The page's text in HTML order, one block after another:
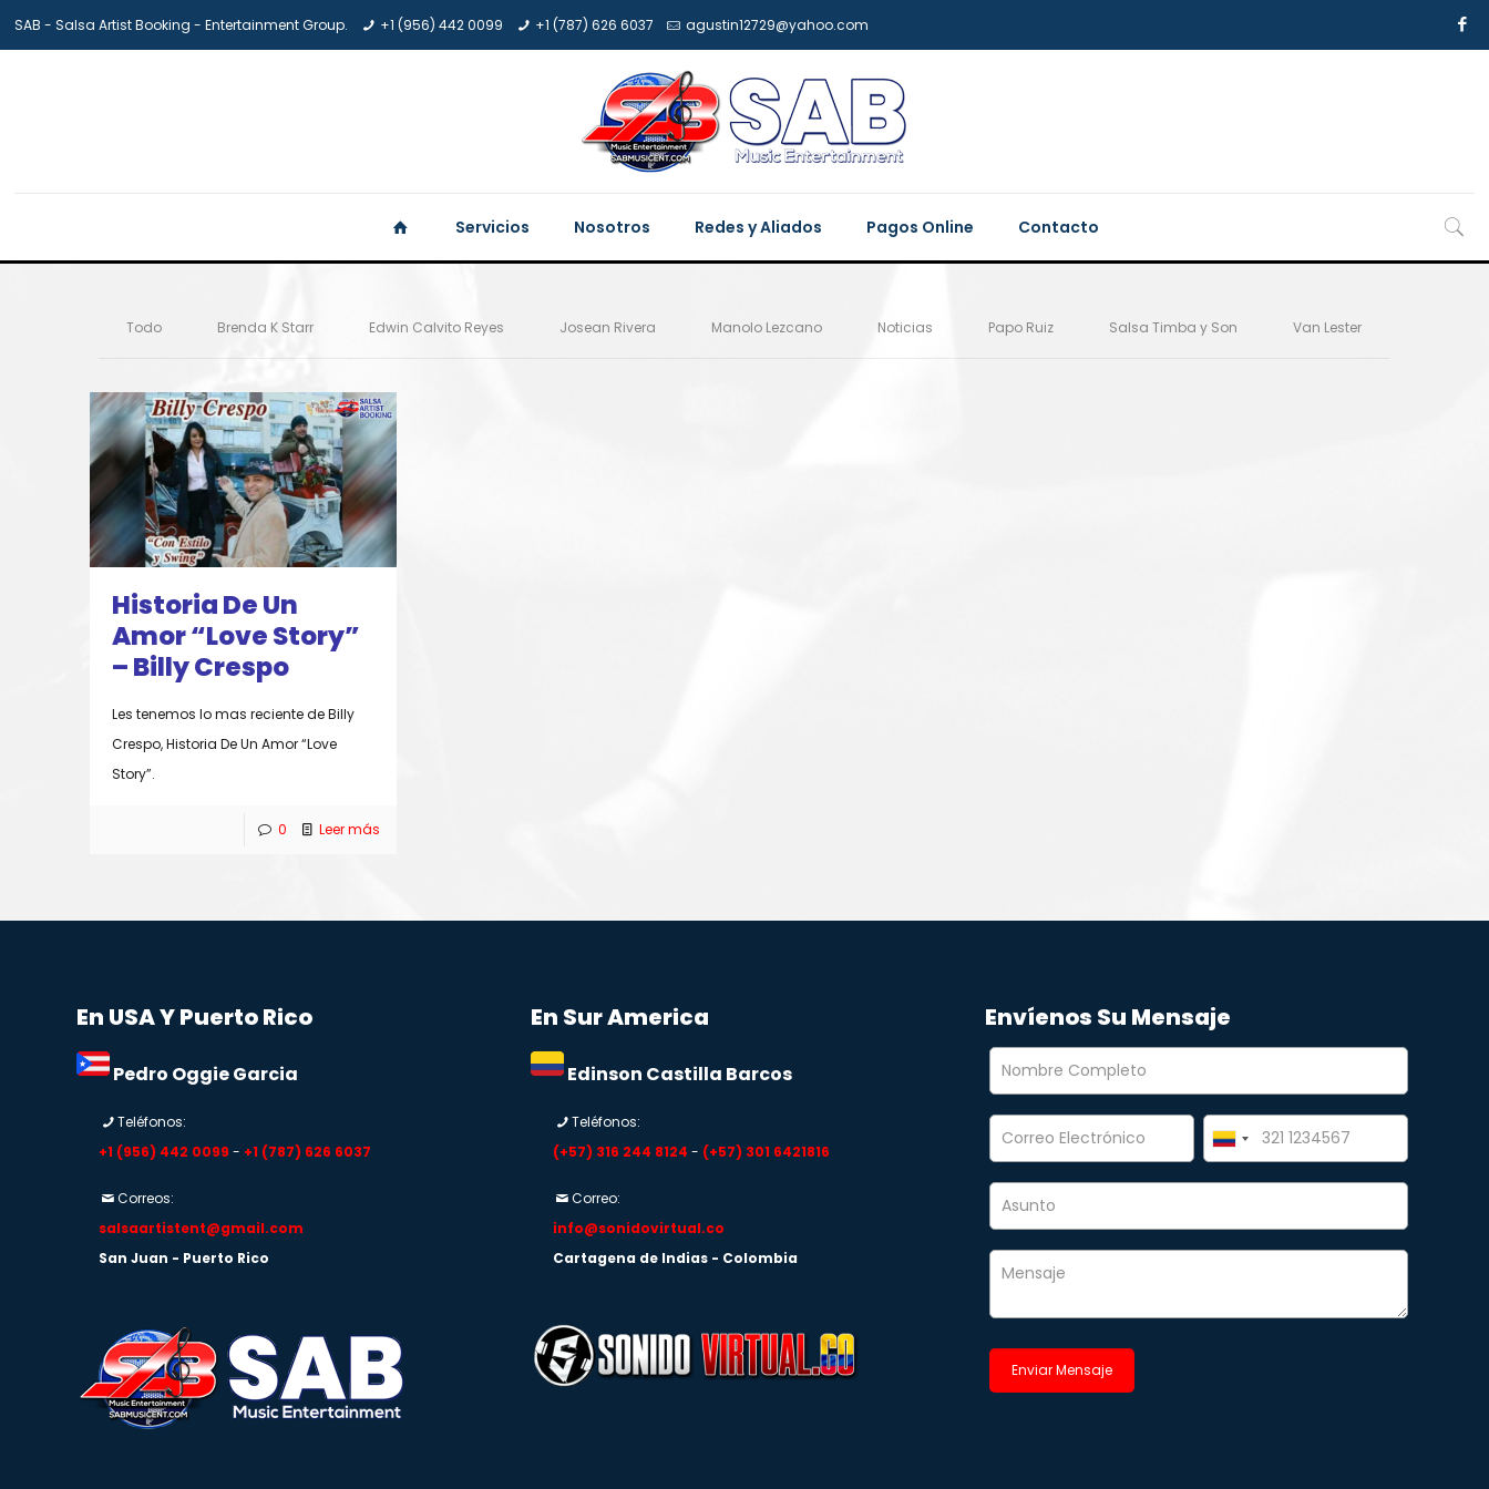
SAB - Salsa Artist Booking - Entertainment Group. +1 (956) 442 0099 +1 (787) 626 6037 agustin12729@yahoo.com
Servicios Nosotros Redes y Aliados Pagos Online Contacto
Todo Brenda K Starr Edwin Calvito Reyes Josean Rivera Manolo Lezcano Noticias Papo Ruiz Salsa Timba y Son Van Lester
Historia De Un
Amor “Love Story”
– Billy Crespo
Les tenemos lo mas reciente de Billy
Crespo, Historia De Un Amor “Love
Story”.
0 Leer más
En USA Y Puerto Rico
Pedro Oggie Garcia
Teléfonos:
+1 (956) 442 0099 - +1 (787) 626 6037
Correos:
salsaartistent@gmail.com
San Juan - Puerto Rico
En Sur America
Edinson Castilla Barcos
Teléfonos:
(+57) 316 244 8124 - (+57) 301 6421816
Correo:
info@sonidovirtual.co
Cartagena de Indias - Colombia
Envíenos Su Mensaje